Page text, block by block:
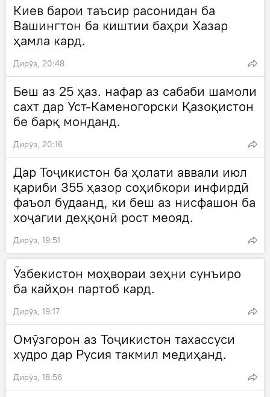
Киев барои таъсир расонидан ба
Вашингтон ба киштии баҳри Хазар
ҳамла кард.
Дирӯз, 20:48
Беш аз 25 ҳаз. нафар аз сабаби шамоли
сахт дар Уст-Каменогорски Қазоқистон
бе барқ монданд.
Дирӯз, 20:16
Дар Тоҷикистон ба ҳолати аввали июл
қариби 355 ҳазор соҳибкори инфирдӣ
фаъол будаанд, ки беш аз нисфашон ба
хоҷагии деҳқонӣ рост меояд.
Дирӯз, 19:51
Ӯзбекистон моҳвораи зеҳни сунъиро
ба кайҳон партоб кард.
Дирӯз, 19:17
Омӯзгорон аз Тоҷикистон тахассуси
худро дар Русия такмил медиҳанд.
Дирӯз, 18:56